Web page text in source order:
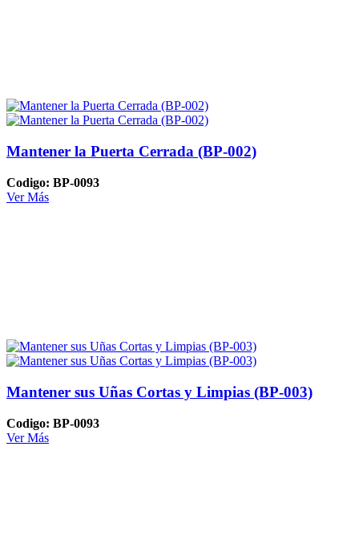
Mantener la Puerta Cerrada (BP-002)
Codigo: BP-0093
Ver Más
Mantener sus Uñas Cortas y Limpias (BP-003)
Codigo: BP-0093
Ver Más